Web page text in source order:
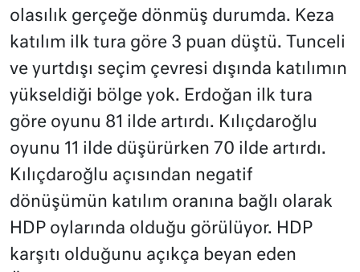
olasılık gerçeğe dönmüş durumda. Keza
katılım ilk tura göre 3 puan düştü. Tunceli
ve yurtdışı seçim çevresi dışında katılımın
yükseldiği bölge yok. Erdoğan ilk tura
göre oyunu 81 ilde artırdı. Kılıçdaroğlu
oyunu 11 ilde düşürürken 70 ilde artırdı.
Kılıçdaroğlu açısından negatif
dönüşümün katılım oranına bağlı olarak
HDP oylarında olduğu görülüyor. HDP
karşıtı olduğunu açıkça beyan eden